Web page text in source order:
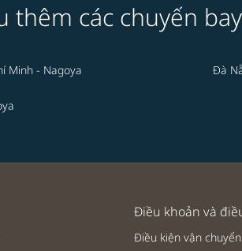
thêm các chuyến
Minh - Nagoya Đà
Điều khoản và
Điều kiện vận chuyển